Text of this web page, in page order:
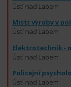
Ústí nad Labem
Mistr výroby v
Ústí nad Labem
Elektrotechnik -
Ústí nad Labem
Policejní
Ústí nad Labem